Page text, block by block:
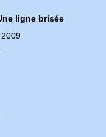
ligne brisée